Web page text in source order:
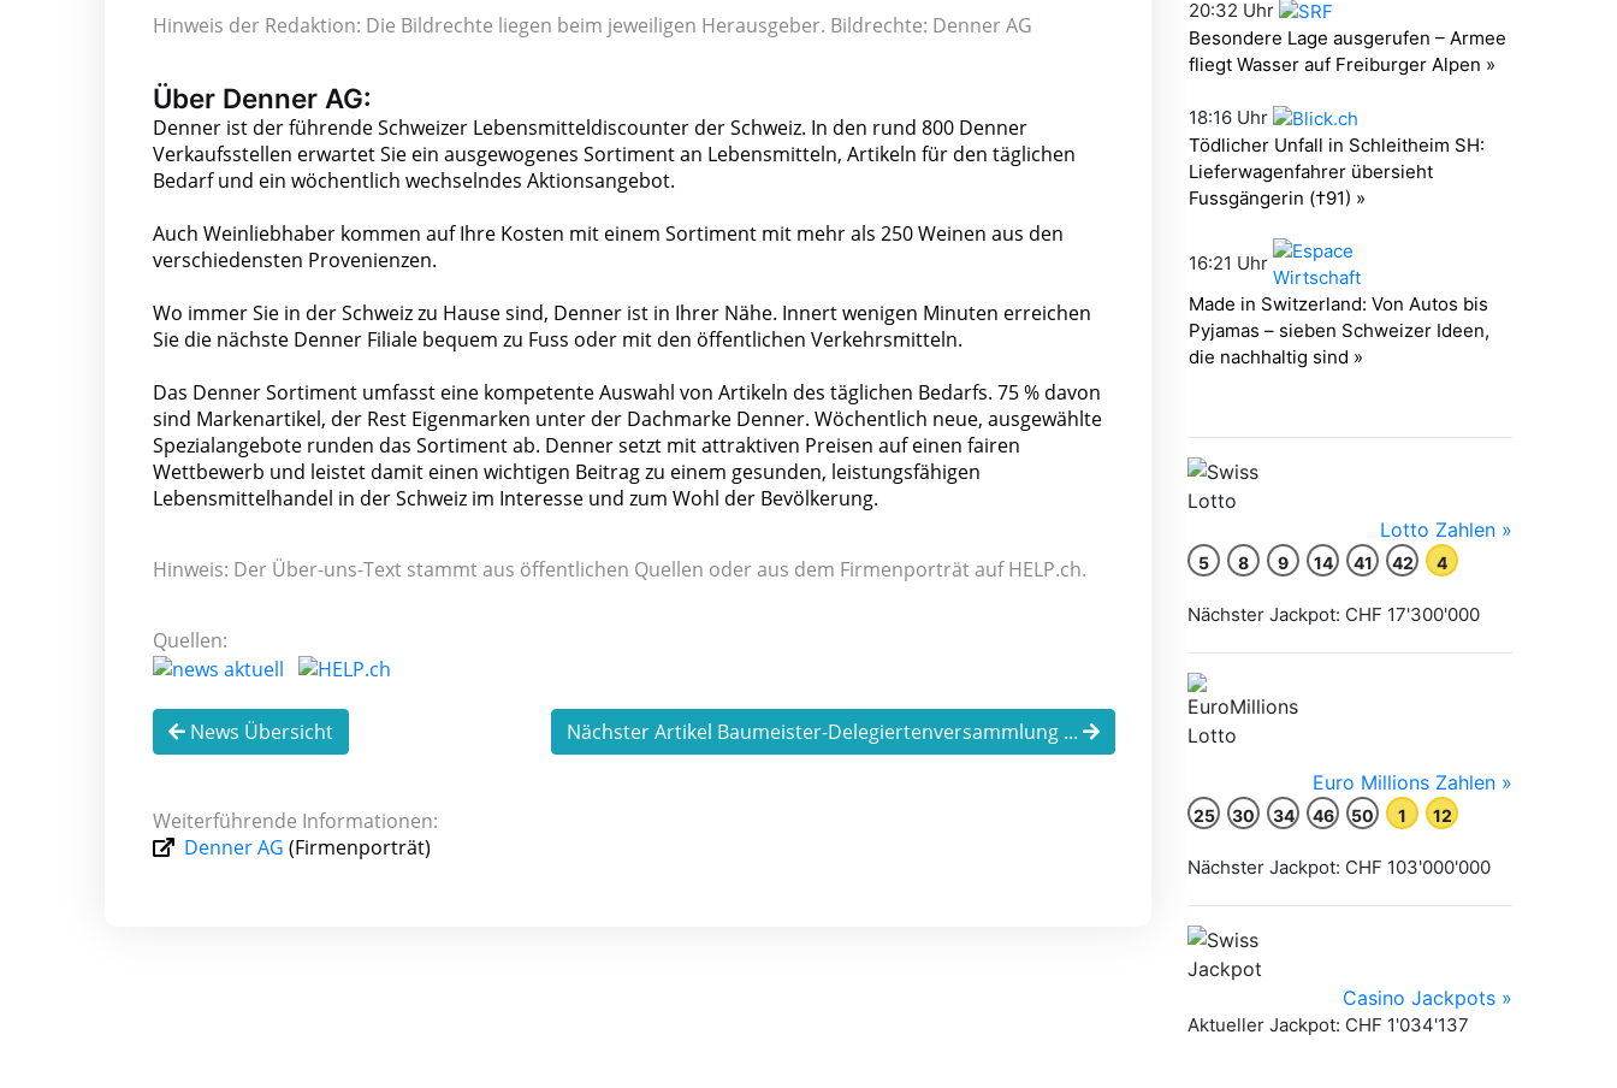
Hinweis der Redaktion: Die Bildrechte liegen beim jeweiligen Herausgeber. Bildrechte: Denner AG
Über Denner AG:
Denner ist der führende Schweizer Lebensmitteldiscounter der Schweiz. In den rund 800 Denner
Verkaufsstellen erwartet Sie ein ausgewogenes Sortiment an Lebensmitteln, Artikeln für den täglichen
Bedarf und ein wöchentlich wechselndes Aktionsangebot.
Auch Weinliebhaber kommen auf Ihre Kosten mit einem Sortiment mit mehr als 250 Weinen aus den
verschiedensten Provenienzen.
Wo immer Sie in der Schweiz zu Hause sind, Denner ist in Ihrer Nähe. Innert wenigen Minuten erreichen
Sie die nächste Denner Filiale bequem zu Fuss oder mit den öffentlichen Verkehrsmitteln.
Das Denner Sortiment umfasst eine kompetente Auswahl von Artikeln des täglichen Bedarfs. 75 % davon
sind Markenartikel, der Rest Eigenmarken unter der Dachmarke Denner. Wöchentlich neue, ausgewählte
Spezialangebote runden das Sortiment ab. Denner setzt mit attraktiven Preisen auf einen fairen
Wettbewerb und leistet damit einen wichtigen Beitrag zu einem gesunden, leistungsfähigen
Lebensmittelhandel in der Schweiz im Interesse und zum Wohl der Bevölkerung.
Hinweis: Der Über-uns-Text stammt aus öffentlichen Quellen oder aus dem Firmenporträt auf HELP.ch.
Quellen:
News Übersicht Nächster Artikel Baumeister-Delegiertenversammlung ...
Weiterführende Informationen:
Denner AG (Firmenporträt)